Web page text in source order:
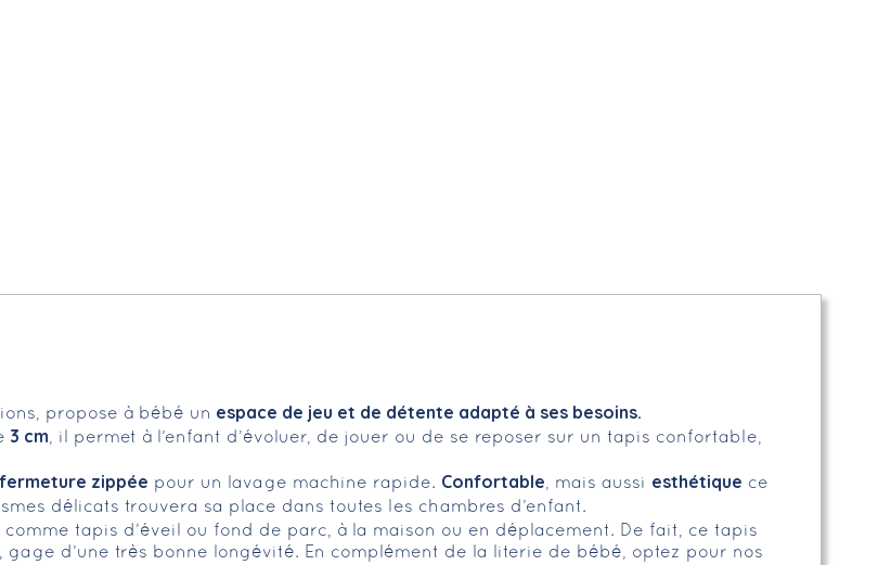
propose à bébé un espace de jeu et de détente adapté à ses besoins.
3 cm , il permet à l’enfant d’évoluer, de jouer ou de se reposer sur un tapis confortable,
fermeture zippée pour un lavage machine rapide. Confortable , mais aussi esthétique ce
délicats trouvera sa place dans toutes les chambres d’enfant.
tapis d’éveil ou fond de parc, à la maison ou en déplacement. De fait, ce tapis
d’une très bonne longévité. En complément de la literie de bébé, optez pour nos